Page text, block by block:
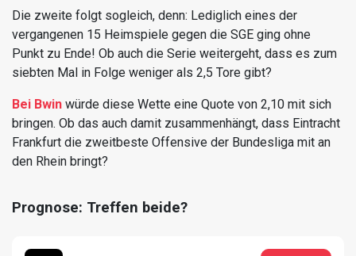
Die zweite folgt sogleich, denn: Lediglich eines der
vergangenen 15 Heimspiele gegen die SGE ging ohne
Punkt zu Ende! Ob auch die Serie weitergeht, dass es zum
siebten Mal in Folge weniger als 2,5 Tore gibt?
Bei Bwin würde diese Wette eine Quote von 2,10 mit sich
bringen. Ob das auch damit zusammenhängt, dass Eintracht
Frankfurt die zweitbeste Offensive der Bundesliga mit an
den Rhein bringt?
Prognose: Treffen beide?